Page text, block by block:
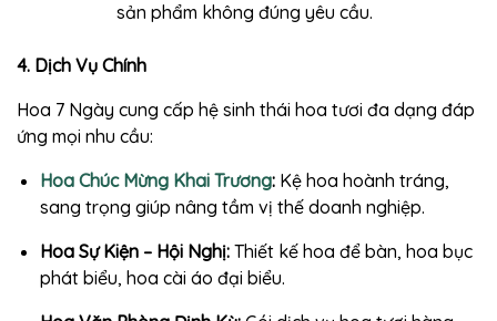
sản phẩm không đúng yêu cầu.
4. Dịch Vụ Chính
Hoa 7 Ngày cung cấp hệ sinh thái hoa tươi đa dạng đáp
ứng mọi nhu cầu:
Hoa Chúc Mừng Khai Trương:Kệ hoa hoành tráng,
sang trọng giúp nâng tầm vị thế doanh nghiệp.
Hoa Sự Kiện – Hội Nghị:Thiết kế hoa để bàn, hoa bục
phát biểu, hoa cài áo đại biểu.